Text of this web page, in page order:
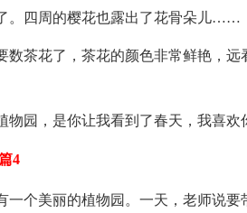
。四周的樱花也露出了花骨朵儿……
数茶花了，茶花的颜色非常鲜艳，
物园，是你让我看到了春天，我喜欢
4
一个美丽的植物园。一天，老师说